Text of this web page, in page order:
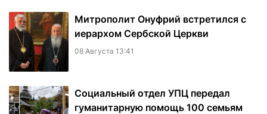
Митрополит Онуфрий встретился с
иерархом Сербской Церкви
08 Августа 13:41
Социальный отдел УПЦ передал
гуманитарную помощь 100 семьям